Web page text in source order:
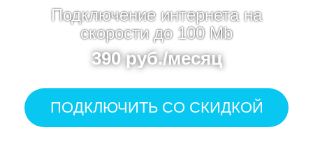
Подключение интернета на
скорости до 100 Mb
390 руб./месяц
ПОДКЛЮЧИТЬ СО СКИДКОЙ